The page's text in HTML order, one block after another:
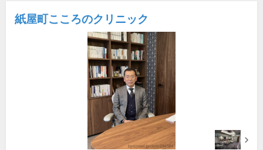
紙屋町こころのクリニック